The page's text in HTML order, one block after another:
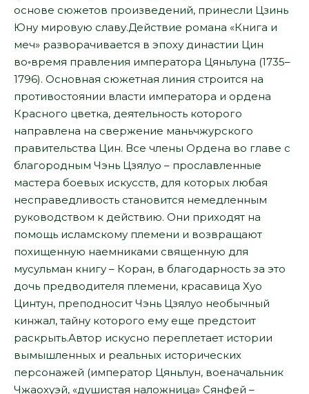
основе сюжетов произведений, принесли Цзинь
Юну мировую славу.Действие романа «Книга и
меч» разворачивается в эпоху династии Цин
во◦время правления императора Цяньлуна (1735–
1796). Основная сюжетная линия строится на
противостоянии власти императора и ордена
Красного цветка, деятельность которого
направлена на свержение маньчжурского
правительства Цин. Все члены Ордена во главе с
благородным Чэнь Цзялуо – прославленные
мастера боевых искусств, для которых любая
несправедливость становится немедленным
руководством к действию. Они приходят на
помощь исламскому племени и возвращают
похищенную наемниками священную для
мусульман книгу – Коран, в благодарность за это
дочь предводителя племени, красавица Хуо
Цинтун, преподносит Чэнь Цзялуо необычный
кинжал, тайну которого ему еще предстоит
раскрыть.Автор искусно переплетает истории
вымышленных и реальных исторических
персонажей (император Цяньлун, военачальник
Чжаохуэй, «душистая наложница» Сянфей –